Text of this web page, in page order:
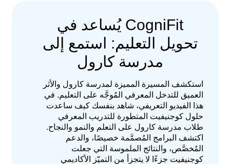
CogniFit يُساعد في
تحويل التعليم: استمع إلى
مدرسة كارول
استكشف المسيرة المميزة لمدرسة كارول والأثر
العميق للتدخل المعرفي المُوجَّه على التعليم. في
هذا الفيديو التعريفي، شاهد بنفسك كيف ساعدت
حلول كوجنيفيت المتطورة للتدريب المعرفي
طلاب مدرسة كارول على التعلم والنمو والنجاح.
اكتشف البرامج المُصمَّمة خصيصًا، والدعم
المُخصَّص، والنتائج الملموسة التي جعلت
كوجنيفيت جزءًا لا يتجزأ من التميّز الأكاديمي